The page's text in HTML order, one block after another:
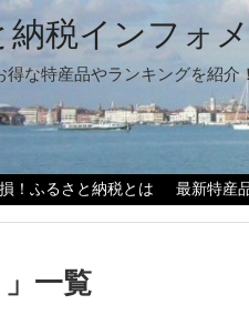
納税インフォ
得な特産品やランキングを紹介
！ふるさと納税とは 最新特産
」一覧